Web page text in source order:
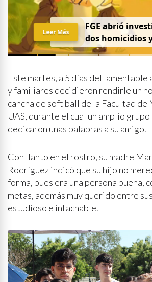
FGE abrió
dos homicidios
desaparición el
Leer Más
Este martes, a 5 días del lamentable
y familiares decidieron rendirle un
cancha de soft ball de la Facultad de
UAS, durante el cual un amplio
dedicaron unas palabras a su amigo.
Con llanto en el rostro, su madre
Rodríguez indicó que su hijo no
forma, pues era una persona buena,
metas, además muy querido entre
estudioso e intachable.